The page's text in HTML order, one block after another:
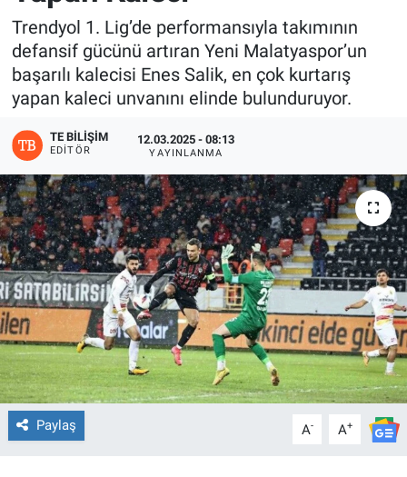
Trendyol 1. Lig’de performansıyla takımının
defansif gücünü artıran Yeni Malatyaspor’un
başarılı kalecisi Enes Salik, en çok kurtarış
yapan kaleci unvanını elinde bulunduruyor.
TE BILIŞIM
EDITÖR
12.03.2025 - 08:13
YAYINLANMA
Paylaş A- A+